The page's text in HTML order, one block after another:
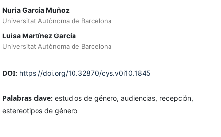
Nuria García Muñoz
Universitat Autònoma de Barcelona
Luisa Martínez García
Universitat Autònoma de Barcelona
DOI: https://doi.org/10.32870/cys.v0i10.1845
Palabras clave: estudios de género, audiencias, recepción,
estereotipos de género